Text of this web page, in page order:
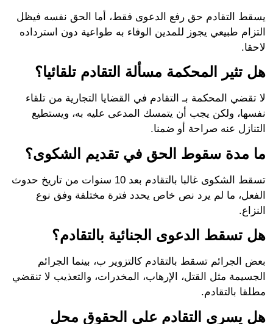
التقادم حق رفع الدعوى فقط، أما الحق نفسه فيظل
طبيعي يجوز للمدين الوفاء به طواعية دون استرداده
المحكمة مسألة التقادم تلقائيا؟
المحكمة بـالتقادم في القضايا التجاريةمن تلقاء
ولكن يجب أن يتمسك المدعى عليه به، ويستطيع
عنه صراحة أو ضمنا.
مدة سقوط الحق في تقديم الشكوى؟
تسقط الشكوى غالبا بالتقادم بعد 10 سنوات من تاريخ حدوث
ما لم يرد نص خاص يحدد فترة مختلفة وفق نوع
تسقط الدعوى الجنائية بالتقادم؟
الجرائم تسقط بالتقادم كالتزوير ب، بينما الجرائم
مثل القتل، الإرهاب، المخدرات، والتعذيب لا تنقضي
بالتقادم.
يسري التقادم على الحقوق محل